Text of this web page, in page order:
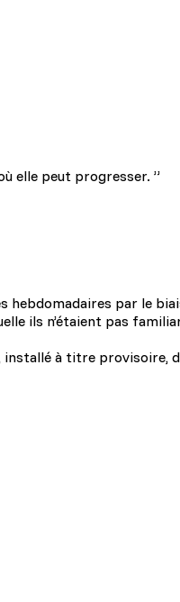
elle peut progresser. ”
par le
ils n’étaient pas
à titre provisoire,